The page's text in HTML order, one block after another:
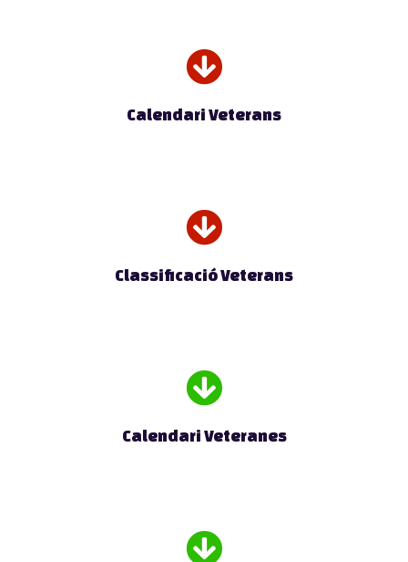
Calendari Veterans
Classificació Veterans
Calendari Veteranes